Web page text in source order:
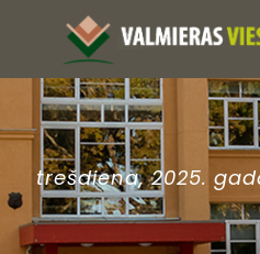
trešdiena, 2025.